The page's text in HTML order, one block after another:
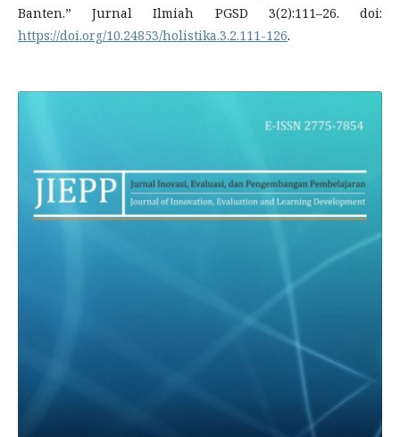
Banten.” Jurnal Ilmiah PGSD 3(2):111–26. doi:
https://doi.org/10.24853/holistika.3.2.111-126.